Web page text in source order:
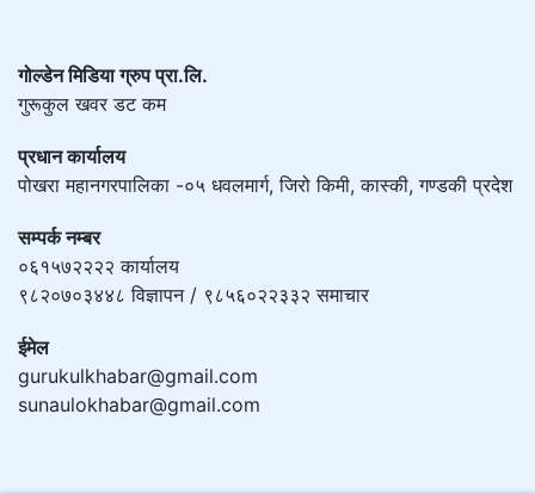
गोल्डेन मिडिया ग्रुप प्रा.लि.
गुरूकुल खवर डट कम
प्रधान कार्यालय
पोखरा महानगरपालिका -०५ धवलमार्ग, जिरो किमी, कास्की, गण्डकी प्रदेश
सम्पर्क नम्बर
०६१५७२२२२ कार्यालय
९८२०७०३४४८ विज्ञापन / ९८५६०२२३३२ समाचार
ईमेल
gurukulkhabar@gmail.com
sunaulokhabar@gmail.com